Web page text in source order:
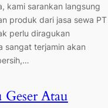
kami sarankan langsung
produk dari jasa sewa PT
perlu diragukan
sangat terjamin akan
Geser Atau